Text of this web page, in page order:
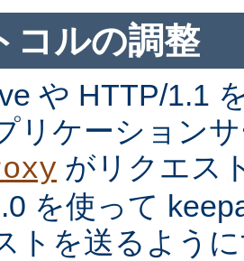
コルの調整
や HTTP/1.1
リケーション
がリクエス
を使って
トを送るよう